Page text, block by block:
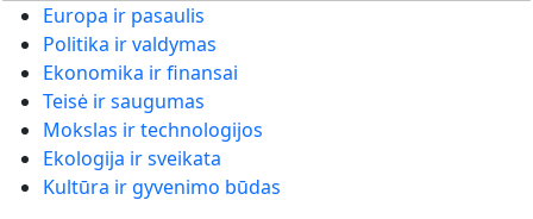
Europa ir pasaulis
Politika ir valdymas
Ekonomika ir finansai
Teisė ir saugumas
Mokslas ir technologijos
Ekologija ir sveikata
Kultūra ir gyvenimo būdas